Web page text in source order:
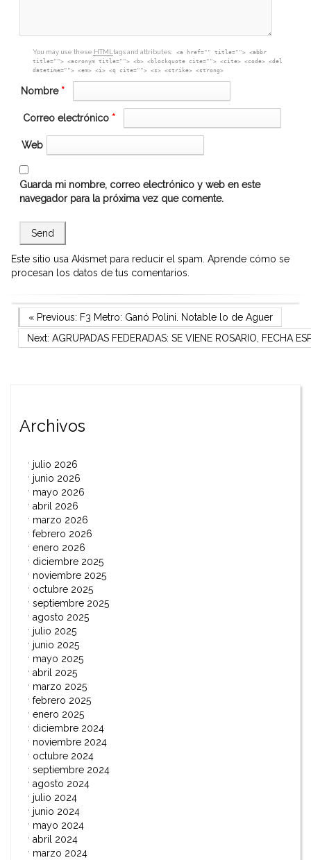
You may use these HTMLtags and attributes:
<a href="" title=""> <abbr
title=""> <acronym title=""> <b> <blockquote cite=""> <cite> <code> <del
datetime=""> <em> <i> <q cite=""> <s> <strike> <strong>
Nombre *
Correo electrónico *
Web
Guarda mi nombre, correo electrónico y web en este
navegador para la próxima vez que comente.
Este sitio usa Akismet para reducir el spam. Aprende cómo se
procesan los datos de tus comentarios.
Navegación
de
Previous Post
« Previous: F3 Metro: Ganó Polini. Notable lo de Aguer
Next Post
Next: AGRUPADAS FEDERADAS: SE VIENE ROSARIO, FECHA
Archivos
julio 2026
junio 2026
mayo 2026
abril 2026
marzo 2026
febrero 2026
enero 2026
diciembre 2025
noviembre 2025
octubre 2025
septiembre 2025
agosto 2025
julio 2025
junio 2025
mayo 2025
abril 2025
marzo 2025
febrero 2025
enero 2025
diciembre 2024
noviembre 2024
octubre 2024
septiembre 2024
agosto 2024
julio 2024
junio 2024
mayo 2024
abril 2024
marzo 2024